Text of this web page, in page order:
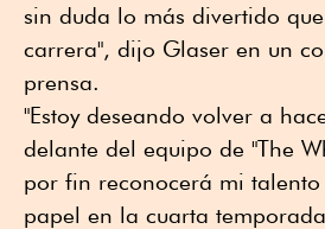
sin duda lo más divertido
carrera", dijo Glaser en un
prensa.
"Estoy deseando volver a
delante del equipo de "The
por fin reconocerá mi
papel en la cuarta